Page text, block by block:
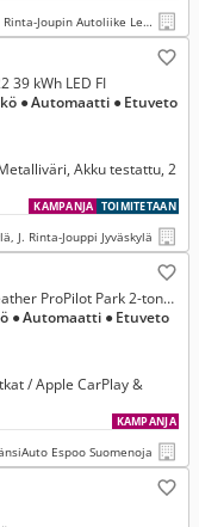
Lempäälä, Rinta-Joupin Autoliike Lempäälä
39 kWh LED FI
● Automaatti ● Etuveto
Akku testattu, 2
TOIMITETAAN
KAMPANJA
J. Rinta-Jouppi Jyväskylä
40 kWh, Tekna 40 kWh Leather ProPilot Park 2-tone FI
● Automaatti ● Etuveto
/ Apple CarPlay &
KAMPANJA
Espoo Suomenoja